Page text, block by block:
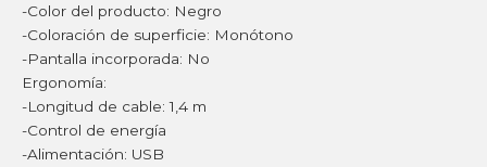
-Color del producto: Negro
-Coloración de superficie: Monótono
-Pantalla incorporada: No
Ergonomía:
-Longitud de cable: 1,4 m
-Control de energía
-Alimentación: USB